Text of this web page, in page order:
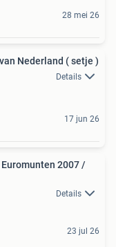
28 mei 26
Nederland ( setje )
Details
17 jun 26
2007 /
Details
23 jul 26